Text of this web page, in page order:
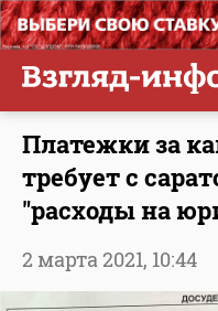
Платежки за
требует с
"расходы на
2 марта 2021, 10:44